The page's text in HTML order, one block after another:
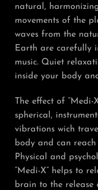
natural,
movements of the
waves from the
Earth are carefully
music. Quiet
inside your body
The effect of “Medi-
spherical,
vibrations wich
body and can
Physical and
“Medi-X” helps to
brain to the release